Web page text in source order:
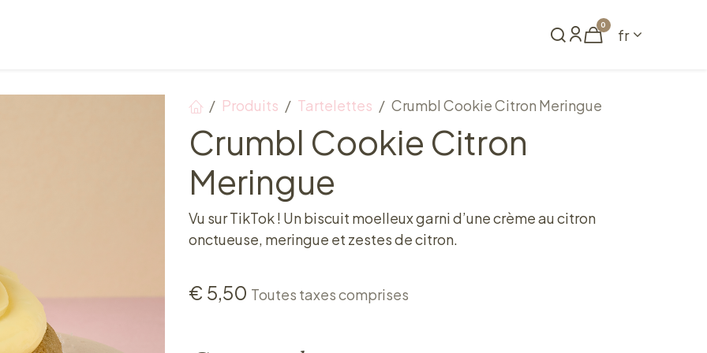
0
fr
Produits Tartelettes Crumbl Cookie Citron Meringue
Crumbl Cookie Citron
Meringue
Vu sur TikTok ! Un biscuit moelleux garni d’une crème au citron
onctueuse, meringue et zestes de citron.
€ 5,50 Toutes taxes comprises